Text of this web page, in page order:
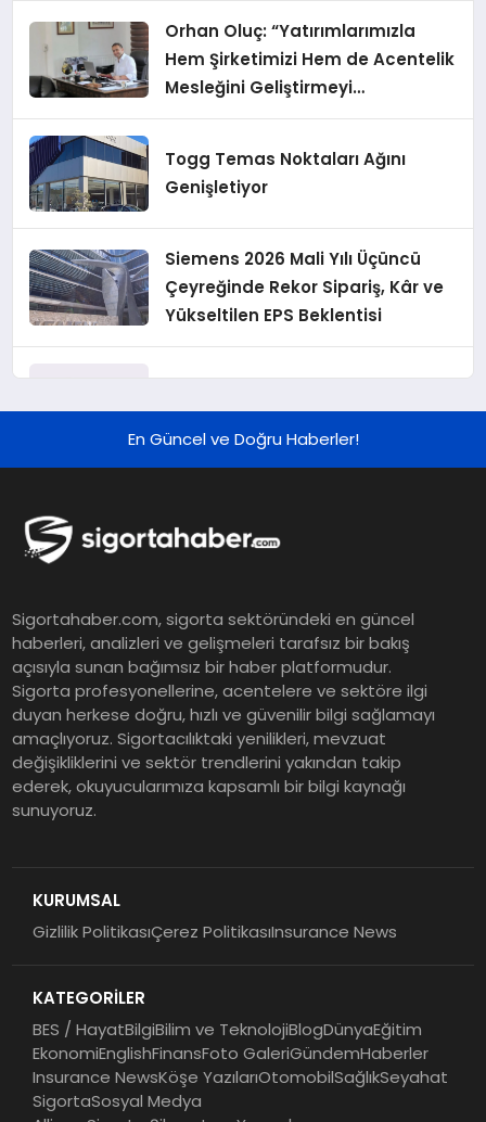
Orhan Oluç: “Yatırımlarımızla
Hem Şirketimizi Hem de Acentelik
Mesleğini Geliştirmeyi
Hedefliyoruz”
Togg Temas Noktaları Ağını
Genişletiyor
Siemens 2026 Mali Yılı Üçüncü
Çeyreğinde Rekor Sipariş, Kâr ve
Yükseltilen EPS Beklentisi
Finansal Sonuçlarını Açıkladı
Grup Müdürü Olarak Atandı
Mevduat kısa vadeyi, koruma
ürünleri uzun vadeyi tutuyor
Şekerbank 2026 İlk Yarı Finansal
Sonuçları
EY Küresel Siber Güvenlik
Dayanıklılık
En Güncel ve Doğru Haberler!
Sigortahaber.com, sigorta sektöründeki en güncel
haberleri, analizleri ve gelişmeleri tarafsız bir bakış
açısıyla sunan bağımsız bir haber platformudur.
Sigorta profesyonellerine, acentelere ve sektöre ilgi
duyan herkese doğru, hızlı ve güvenilir bilgi sağlamayı
amaçlıyoruz. Sigortacılıktaki yenilikleri, mevzuat
değişikliklerini ve sektör trendlerini yakından takip
ederek, okuyucularımıza kapsamlı bir bilgi kaynağı
sunuyoruz.
KURUMSAL
Gizlilik PolitikasıÇerez PolitikasıInsurance News
KATEGORİLER
BES / HayatBilgiBilim ve TeknolojiBlogDünyaEğitim
EkonomiEnglishFinansFoto GaleriGündemHaberler
Insurance NewsKöşe YazılarıOtomobilSağlıkSeyahat
SigortaSosyal Medya